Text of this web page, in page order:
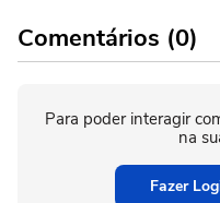
Comentários (0)
Para poder interagir
na
Fazer